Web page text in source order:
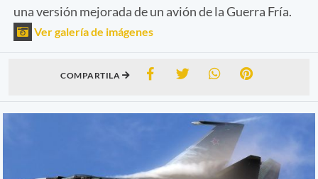
una versión mejorada de un avión de la Guerra Fría.
Ver galería de imágenes
COMPARTILA